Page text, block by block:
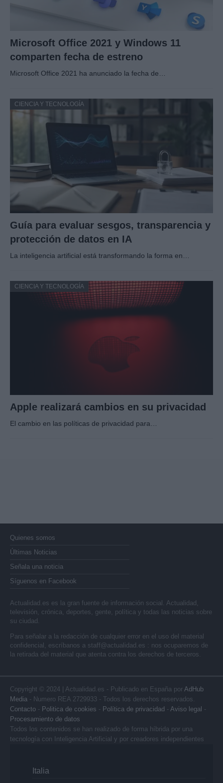
Microsoft Office 2021 y Windows 11
comparten fecha de estreno
Microsoft Office 2021 ha anunciado la fecha de…
CIENCIA Y TECNOLOGÍA
Guía para evaluar sesgos, transparencia y
protección de datos en IA
La inteligencia artificial está transformando la forma en…
CIENCIA Y TECNOLOGÍA
Apple realizará cambios en su privacidad
El cambio en las políticas de privacidad para…
Quienes somos
Últimas Noticias
Señala una noticia
Síguenos en Facebook
Actualidad.es es la gran fuente de información social. Actualidad,
televisión, crónica, deportes, gente, política y todas las noticias sobre
su ciudad.
Para señalar a la redacción de cualquier error en el uso del material
confidencial, escríbanos a staff@actualidad.es : nos ocuparemos de
la retirada del material que atenta contra los derechos de terceros.
Copyright © 2024 | Actualidad.es - Publicado en España por AdHub
Media - Numero REA 2729933 - Todos los derechos reservados.
Contacto - Politica de cookies - Política de privacidad - Aviso legal -
Procesamiento de datos
Todos los contenidos se han realizado de forma híbrida por una
tecnología con Inteligencia Artificial y por creadores independientes
Italia